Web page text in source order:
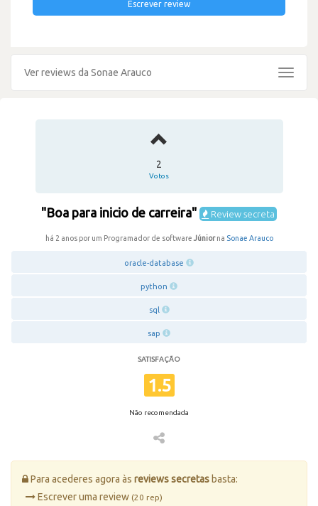
Escrever review
Ver reviews da Sonae Arauco
Toggle
2
Votos
"Boa para inicio de carreira" Review secreta
há 2 anos por um Programador de software Júniorna Sonae Arauco
oracle-database
python
sql
sap
SATISFAÇÃO
1.5
Não recomendada
Para acederes agora às reviews secretas basta:
Escrever uma review (20 rep)